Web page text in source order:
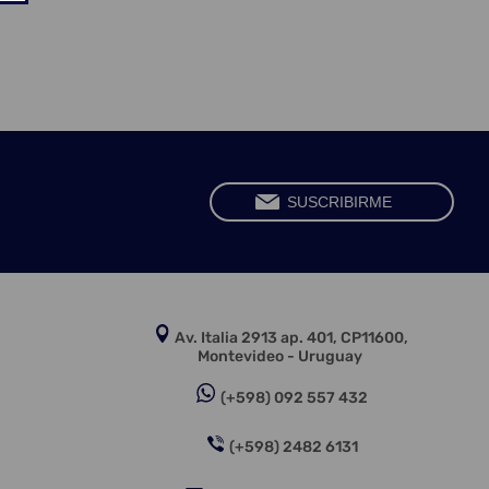
Av. Italia 2913 ap. 401, CP11600,
Montevideo - Uruguay
(+598) 092 557 432
(+598) 2482 6131